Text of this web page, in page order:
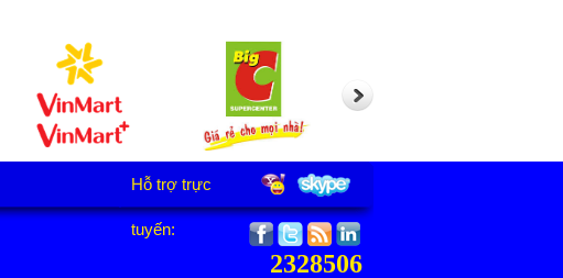
Hỗ trợ trực
tuyến:
2328506